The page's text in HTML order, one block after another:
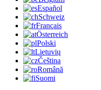
Español
Schweiz
Français
Österreich
Polski
Lietuvių
Čeština
Română
Suomi